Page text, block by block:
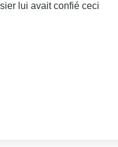
lui avait confié ceci